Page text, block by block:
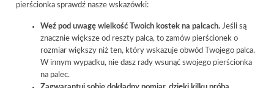
pierścionka sprawdź nasze wskazówki:
Weź pod uwagę wielkość Twoich kostek na palcach. Jeśli są
znacznie większe od reszty palca, to zamów pierścionek o
rozmiar większy niż ten, który wskazuje obwód Twojego palca.
W innym wypadku, nie dasz rady wsunąć swojego pierścionka
na palec.